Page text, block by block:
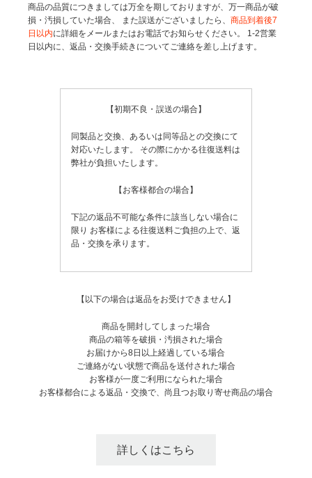
商品の品質につきましては万全を期しておりますが、万一商品が破
損・汚損していた場合、
また誤送がございましたら、商品到着後7
日以内に詳細をメールまたはお電話でお知らせください。
1-2営業
日以内に、返品・交換手続きについてご連絡を差し上げます。
【初期不良・誤送の場合】
同製品と交換、あるいは同等品との交換にて
対応いたします。
その際にかかる往復送料は
弊社が負担いたします。
【お客様都合の場合】
下記の返品不可能な条件に該当しない場合に
限り お客様による往復送料ご負担の上で、返
品・交換を承ります。
【以下の場合は返品をお受けできません】
商品を開封してしまった場合
商品の箱等を破損・汚損された場合
お届けから8日以上経過している場合
ご連絡がない状態で商品を送付された場合
お客様が一度ご利用になられた場合
お客様都合による返品・交換で、尚且つお取り寄せ商品の場合
詳しくはこちら